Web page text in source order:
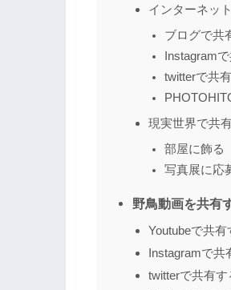
インターネッ
ブログで共
Instagram
twitterで共
現実世界で共
部屋に飾る
写真展に応
野鳥動画を共有
Youtubeで共有
Instagramで共
twitterで共有す